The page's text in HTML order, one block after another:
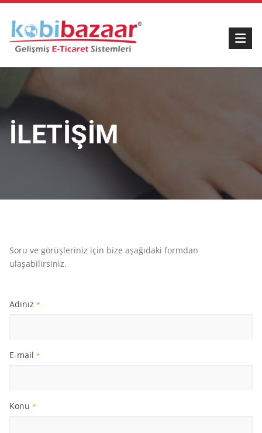
İLETİŞİM
Soru ve görüşleriniz için bize aşağıdaki formdan
ulaşabilirsiniz.
Adınız *
E-mail *
Konu *